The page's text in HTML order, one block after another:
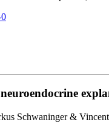
Schwaninger &